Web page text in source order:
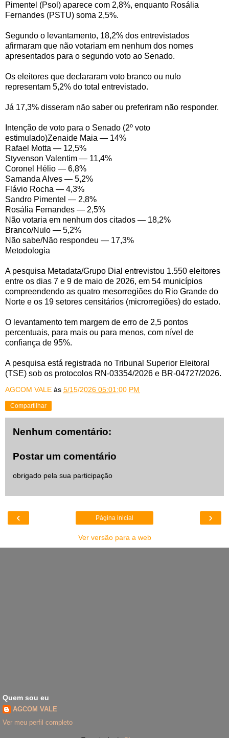
Pimentel (Psol) aparece com 2,8%, enquanto Rosália
Fernandes (PSTU) soma 2,5%.
Segundo o levantamento, 18,2% dos entrevistados
afirmaram que não votariam em nenhum dos nomes
apresentados para o segundo voto ao Senado.
Os eleitores que declararam voto branco ou nulo
representam 5,2% do total entrevistado.
Já 17,3% disseram não saber ou preferiram não responder.
Intenção de voto para o Senado (2º voto
estimulado)Zenaide Maia — 14%
Rafael Motta — 12,5%
Styvenson Valentim — 11,4%
Coronel Hélio — 6,8%
Samanda Alves — 5,2%
Flávio Rocha — 4,3%
Sandro Pimentel — 2,8%
Rosália Fernandes — 2,5%
Não votaria em nenhum dos citados — 18,2%
Branco/Nulo — 5,2%
Não sabe/Não respondeu — 17,3%
Metodologia
A pesquisa Metadata/Grupo Dial entrevistou 1.550 eleitores
entre os dias 7 e 9 de maio de 2026, em 54 municípios
compreendendo as quatro mesorregiões do Rio Grande do
Norte e os 19 setores censitários (microrregiões) do estado.
O levantamento tem margem de erro de 2,5 pontos
percentuais, para mais ou para menos, com nível de
confiança de 95%.
A pesquisa está registrada no Tribunal Superior Eleitoral
(TSE) sob os protocolos RN-03354/2026 e BR-04727/2026.
AGCOM VALE às 5/15/2026 05:01:00 PM
Compartilhar
Nenhum comentário:
Postar um comentário
obrigado pela sua participação
‹ ›
Página inicial
Ver versão para a web
Quem sou eu
AGCOM VALE
Ver meu perfil completo